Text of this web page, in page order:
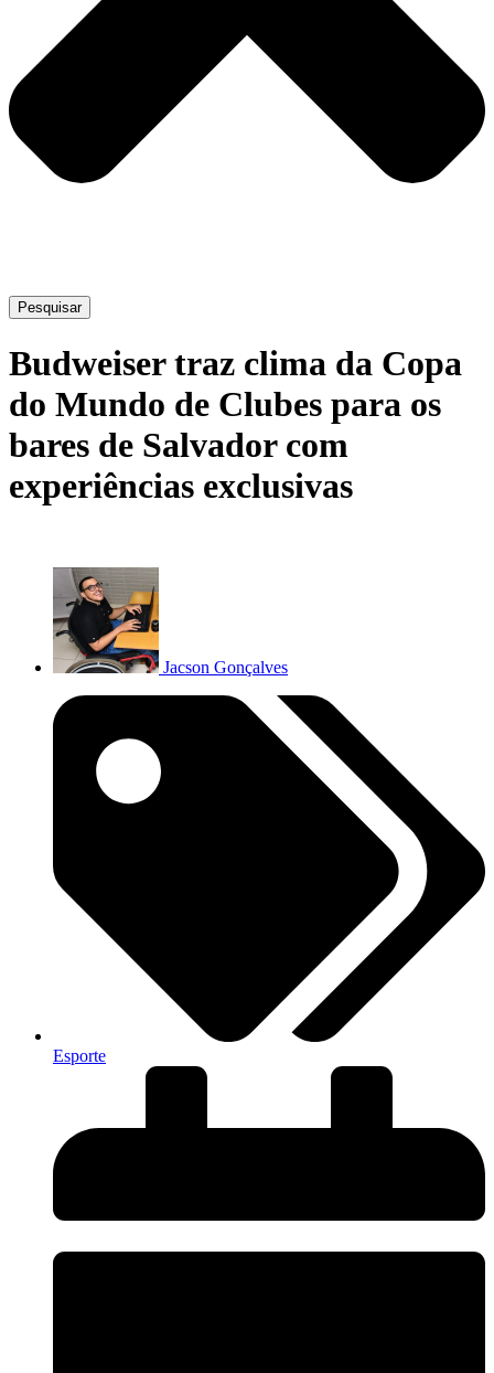
Pesquisar
Budweiser traz clima da Copa
do Mundo de Clubes para os
bares de Salvador com
experiências exclusivas
Jacson Gonçalves
Esporte